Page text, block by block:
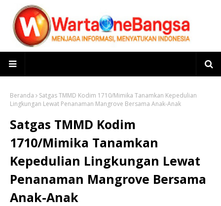
Beranda
Satgas TMMD Kodim 1710/Mimika Tanamkan Kepedulian
Lingkungan Lewat Penanaman Mangrove Bersama Anak-Anak
Satgas TMMD Kodim
1710/Mimika Tanamkan
Kepedulian Lingkungan Lewat
Penanaman Mangrove Bersama
Anak-Anak